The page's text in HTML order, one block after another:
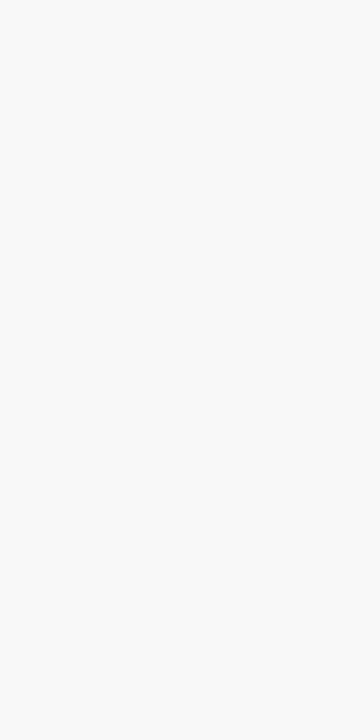
Öffnungszeiten und Informationen zu
erfolgt sind.
Raum werden aufgegriffen.